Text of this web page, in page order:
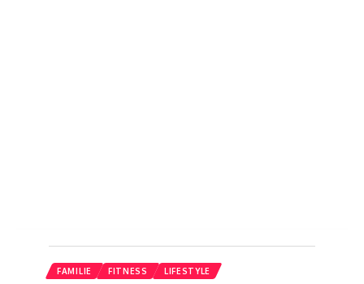
FAMILIE FITNESS LIFESTYLE